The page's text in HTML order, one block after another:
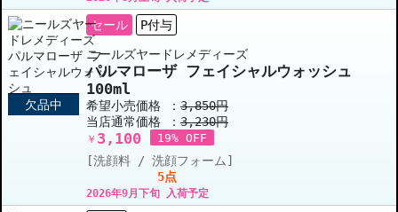
欠品中
セール P付与
ニールズヤードレメディーズ
パルマローザ フェイシャルウォッシュ
100ml
希望小売価格 ： 3,850円
当店通常価格 ： 3,230円
￥ 3,100 19% OFF
[洗顔料 / 洗顔フォーム]
5点
2026年9月下旬 入荷予定